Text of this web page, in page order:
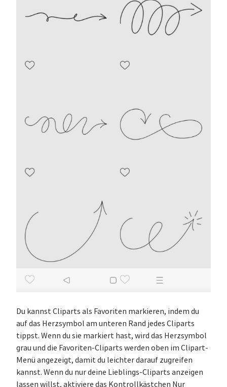
Du kannst Cliparts als Favoriten markieren, indem du
auf das Herzsymbol am unteren Rand jedes Cliparts
tippst. Wenn du sie markiert hast, wird das Herzsymbol
grau und die Favoriten-Cliparts werden oben im Clipart-
Menü angezeigt, damit du leichter darauf zugreifen
kannst. Wenn du nur deine Lieblings-Cliparts anzeigen
lassen willst, aktiviere das Kontrollkästchen Nur